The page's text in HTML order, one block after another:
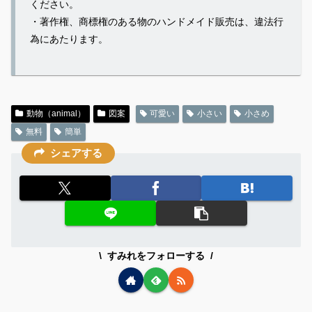
ください。
・著作権、商標権のある物のハンドメイド販売は、違法行
為にあたります。
動物（animal） 図案 可愛い 小さい
小さめ
無料
簡単
シェアする
すみれをフォローする